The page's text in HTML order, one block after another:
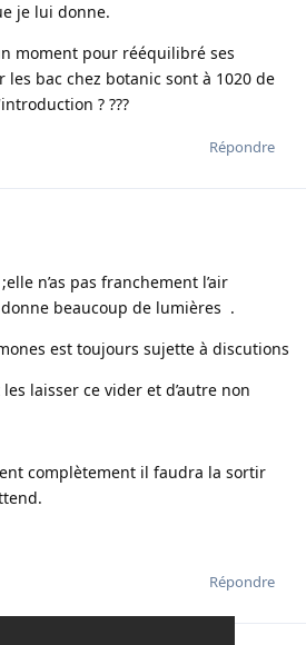
je lui donne.
moment pour rééquilibré ses
bac chez botanic sont à 1020 de
? ???
Répondre
n’as pas franchement l’air
beaucoup de lumières .
est toujours sujette à discutions
laisser ce vider et d’autre non
complètement il faudra la sortir
Répondre